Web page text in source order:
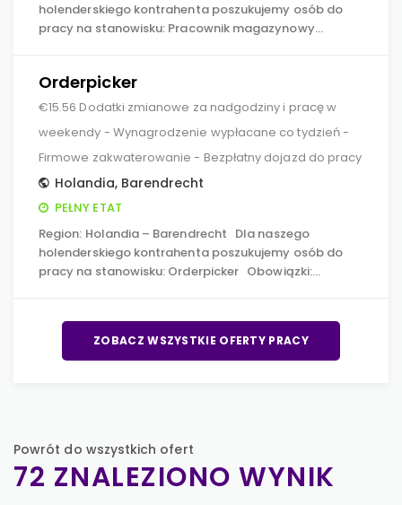
holenderskiego kontrahenta poszukujemy osób do
pracy na stanowisku: Pracownik magazynowy…
Orderpicker
€15.56 Dodatki zmianowe za nadgodziny i pracę w
weekendy - Wynagrodzenie wypłacane co tydzień -
Firmowe zakwaterowanie - Bezpłatny dojazd do pracy
Holandia, Barendrecht
PEŁNY ETAT
Region: Holandia – Barendrecht Dla naszego
holenderskiego kontrahenta poszukujemy osób do
pracy na stanowisku: Orderpicker Obowiązki:…
ZOBACZ WSZYSTKIE OFERTY PRACY
Powrót do wszystkich ofert
72 ZNALEZIONO WYNIK